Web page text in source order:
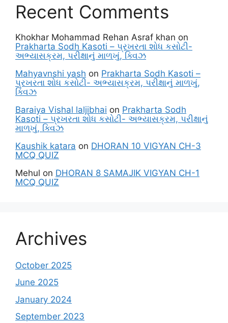
Recent Comments
Khokhar Mohammad Rehan Asraf khan on
Prakharta Sodh Kasoti – પ્રખરતા શોધ કસોટી-
અભ્યાસક્રમ, પરીક્ષાનું માળખું, ક્વિઝ
Mahyavnshi yash on Prakharta Sodh Kasoti –
પ્રખરતા શોધ કસોટી- અભ્યાસક્રમ, પરીક્ષાનું માળખું,
ક્વિઝ
Baraiya Vishal laljibhai on Prakharta Sodh
Kasoti – પ્રખરતા શોધ કસોટી- અભ્યાસક્રમ, પરીક્ષાનું
માળખું, ક્વિઝ
Kaushik katara on DHORAN 10 VIGYAN CH-3
MCQ QUIZ
Mehul on DHORAN 8 SAMAJIK VIGYAN CH-1
MCQ QUIZ
Archives
October 2025
June 2025
January 2024
September 2023